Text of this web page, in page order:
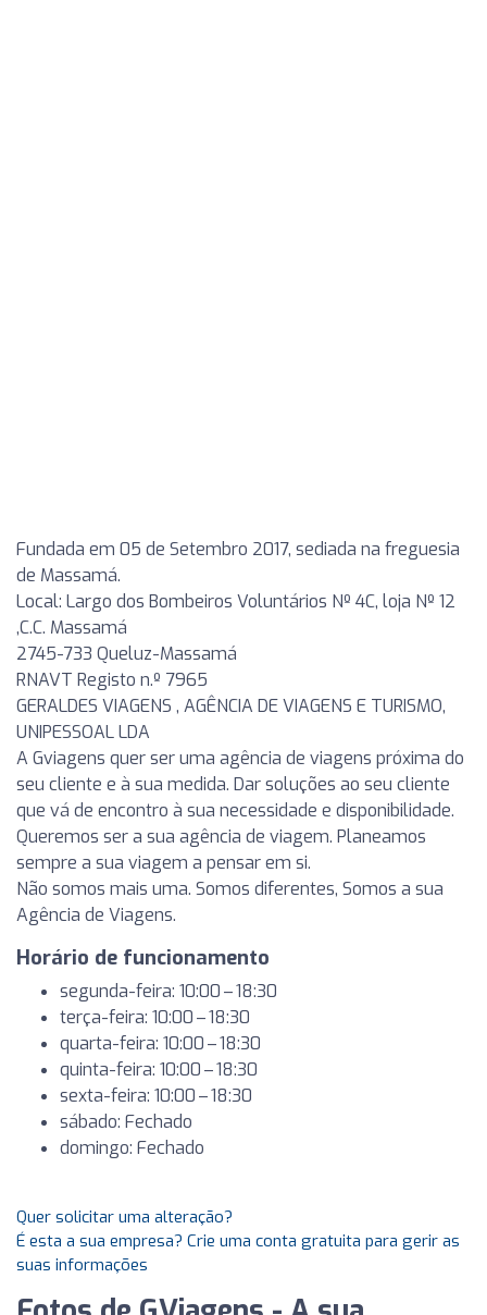
Fundada em 05 de Setembro 2017, sediada na freguesia
de Massamá.
Local: Largo dos Bombeiros Voluntários Nº 4C, loja Nº 12
,C.C. Massamá
2745-733 Queluz-Massamá
RNAVT Registo n.º 7965
GERALDES VIAGENS , AGÊNCIA DE VIAGENS E TURISMO,
UNIPESSOAL LDA
A Gviagens quer ser uma agência de viagens próxima do
seu cliente e à sua medida. Dar soluções ao seu cliente
que vá de encontro à sua necessidade e disponibilidade.
Queremos ser a sua agência de viagem. Planeamos
sempre a sua viagem a pensar em si.
Não somos mais uma. Somos diferentes, Somos a sua
Agência de Viagens.
Horário de funcionamento
segunda-feira: 10:00 – 18:30
terça-feira: 10:00 – 18:30
quarta-feira: 10:00 – 18:30
quinta-feira: 10:00 – 18:30
sexta-feira: 10:00 – 18:30
sábado: Fechado
domingo: Fechado
Quer solicitar uma alteração?
É esta a sua empresa? Crie uma conta gratuita para gerir as
suas informações